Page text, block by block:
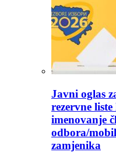
Javni oglas
rezervne
imenovanje
odbora/
zamjenika